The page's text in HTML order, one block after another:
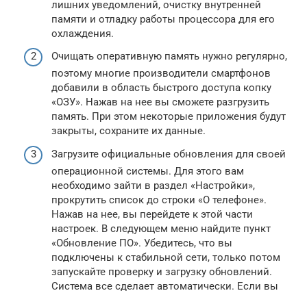
лишних уведомлений, очистку внутренней
памяти и отладку работы процессора для его
охлаждения.
Очищать оперативную память нужно регулярно,
поэтому многие производители смартфонов
добавили в область быстрого доступа копку
«ОЗУ». Нажав на нее вы сможете разгрузить
память. При этом некоторые приложения будут
закрыты, сохраните их данные.
Загрузите официальные обновления для своей
операционной системы. Для этого вам
необходимо зайти в раздел «Настройки»,
прокрутить список до строки «О телефоне».
Нажав на нее, вы перейдете к этой части
настроек. В следующем меню найдите пункт
«Обновление ПО». Убедитесь, что вы
подключены к стабильной сети, только потом
запускайте проверку и загрузку обновлений.
Система все сделает автоматически. Если вы